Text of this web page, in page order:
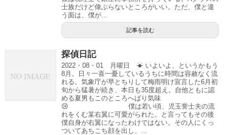
士族だけど偉ぶらないところがいい。ただ、僕と違
う面は、僕が...
記事を読む
探偵日記
2022・08・01 月曜日 ☀ いよいよ、というかもう
8月。日々一喜一憂しているうちに時間は容赦なく流
れる。気象庁が早とちりして梅雨明け宣言した6月初
旬から猛暑が続き、本日も35度超え。自他ともに認
める夏男もこのところへばり気味
😢 僕は若い頃、児玉誉士夫の流
れをくむ某右翼に可愛がられた。と言ってもその後
僕自身が右翼になったわけではない。その人にくっ
ついてあちこち顔を出し、...